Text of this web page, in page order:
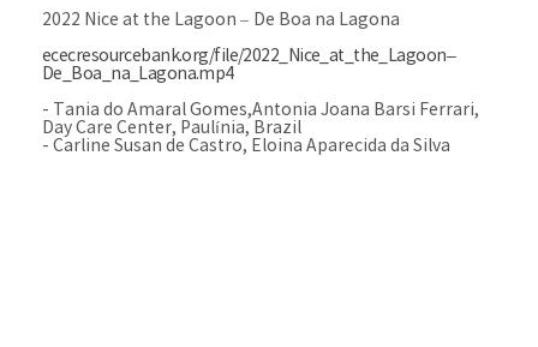
2022 Nice at the Lagoon – De Boa na Lagona
ececresourcebank.org/file/2022_Nice_at_the_Lagoon–
De_Boa_na_Lagona.mp4
- Tania do Amaral Gomes,Antonia Joana Barsi Ferrari,
Day Care Center, Paulínia, Brazil
- Carline Susan de Castro, Eloina Aparecida da Silva